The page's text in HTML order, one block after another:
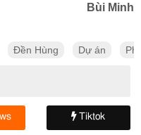
Bùi Minh
Đền Hùng Dự án
Tiktok